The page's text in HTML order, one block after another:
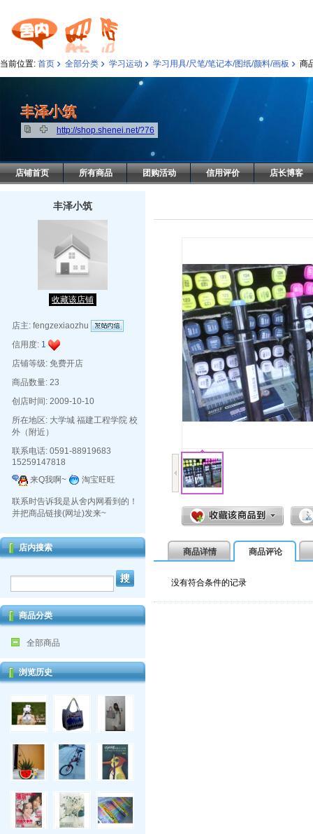
当前位置: 首页 › 全部分类 › 学习运动 › 学习用具/尺笔/笔记本/图纸/颜料/画板 › 商
丰泽小筑
丰泽小筑
http://shop.shenei.net/?76
店铺首页 所有商品 团购活动 信用评价 店长博客
丰泽小筑
收藏该店铺
店主: fengzexiaozhu
信用度: 1
店铺等级: 免费开店
商品数量: 23
创店时间: 2009-10-10
所在地区: 大学城 福建工程学院 校
外（附近）
联系电话: 0591-88919683
15259147818
来Q我啊~
淘宝旺旺
联系时告诉我是从舍内网看到的！
并把商品链接(网址)发来~
店内搜索
商品分类
全部商品
浏览历史
商品详情 商品评论
没有符合条件的记录